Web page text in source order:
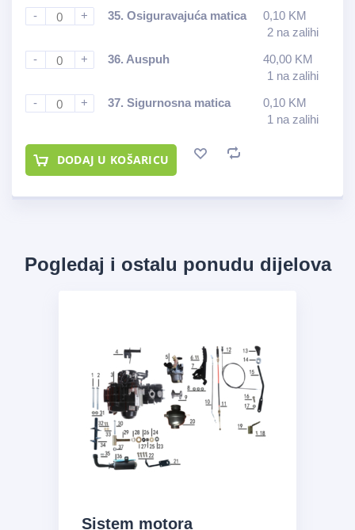
-
+ 35. Osiguravajuća matica 0,10 KM
2 na zalihi
-
+ 36. Auspuh 40,00 KM
1 na zalihi
-
+ 37. Sigurnosna matica 0,10 KM
1 na zalihi
DODAJ U KOŠARICU
Pogledaj i ostalu ponudu dijelova
Sistem motora